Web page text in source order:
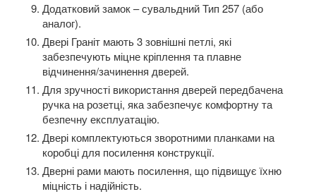
Додатковий замок – сувальдний Тип 257 (або
аналог).
Двері Граніт мають 3 зовнішні петлі, які
забезпечують міцне кріплення та плавне
відчинення/зачинення дверей.
Для зручності використання дверей передбачена
ручка на розетці, яка забезпечує комфортну та
безпечну експлуатацію.
Двері комплектуються зворотними планками на
коробці для посилення конструкції.
Дверні рами мають посилення, що підвищує їхню
міцність і надійність.